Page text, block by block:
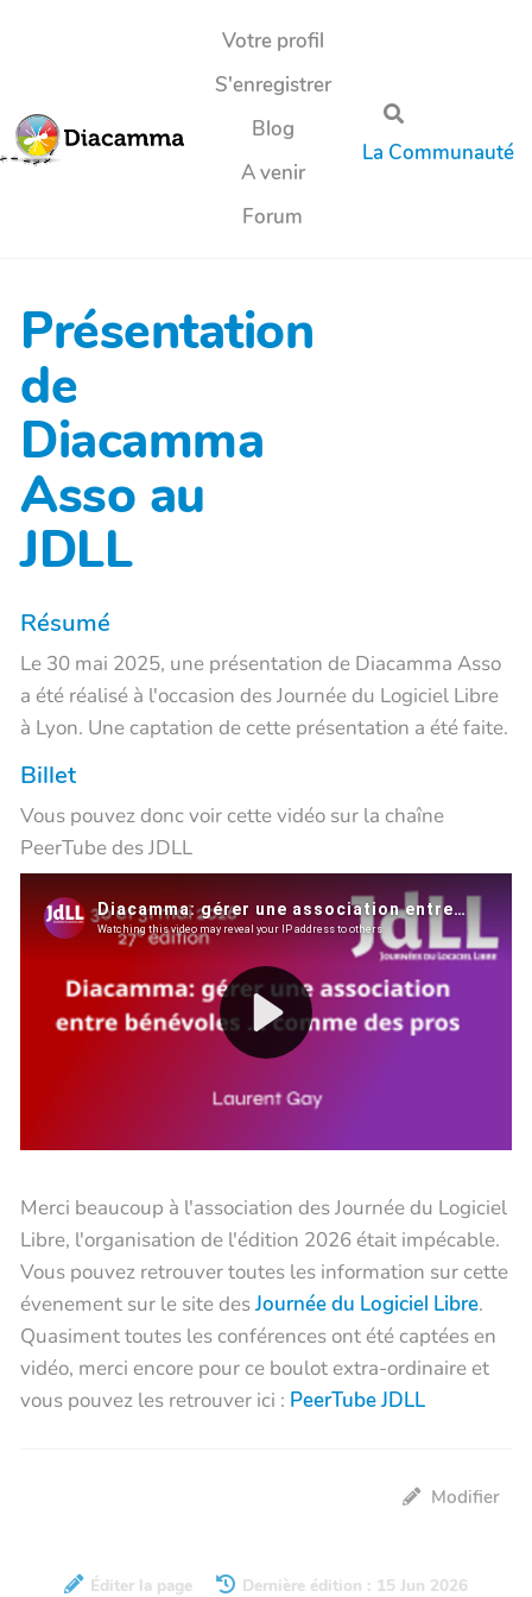
Aller au contenu principalVotre profil
S'enregistrer
Blog
A venir
Forum
La Communauté
Présentation
de
Diacamma
Asso au
JDLL
Résumé
Le 30 mai 2025, une présentation de Diacamma Asso
a été réalisé à l'occasion des Journée du Logiciel Libre
à Lyon. Une captation de cette présentation a été faite.
Billet
Vous pouvez donc voir cette vidéo sur la chaîne
PeerTube des JDLL
Merci beaucoup à l'association des Journée du Logiciel
Libre, l'organisation de l'édition 2026 était impécable.
Vous pouvez retrouver toutes les information sur cette
évenement sur le site desJournée du Logiciel Libre.
Quasiment toutes les conférences ont été captées en
vidéo, merci encore pour ce boulot extra-ordinaire et
vous pouvez les retrouver ici : PeerTube JDLL
Modifier
Éditer la page Dernière édition : 15 Jun 2026